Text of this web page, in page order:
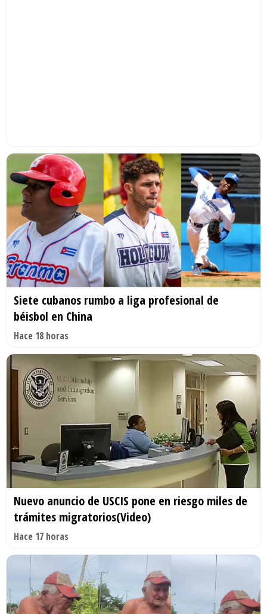
Siete cubanos rumbo a liga profesional de
béisbol en China
Hace 18 horas
Nuevo anuncio de USCIS pone en riesgo miles de
trámites migratorios(Video)
Hace 17 horas